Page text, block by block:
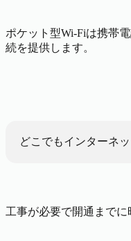
ポケット型Wi-Fiは携帯
続を提供します。
どこでもインターネ
工事が必要で開通まで